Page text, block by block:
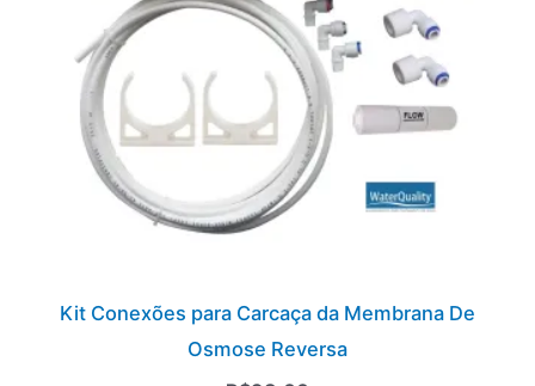
Kit Conexões para Carcaça da Membrana De
Osmose Reversa